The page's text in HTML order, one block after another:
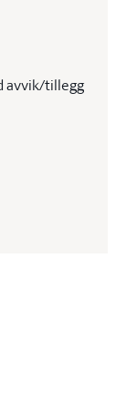
avvik/tillegg